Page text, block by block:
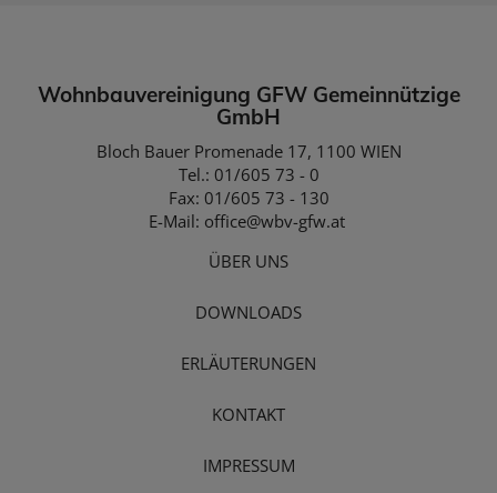
Wohnbauvereinigung GFW Gemeinnützige
GmbH
Bloch Bauer Promenade 17, 1100 WIEN
Tel.: 01/605 73 - 0
Fax: 01/605 73 - 130
E-Mail: office@wbv-gfw.at
ÜBER UNS
DOWNLOADS
ERLÄUTERUNGEN
KONTAKT
IMPRESSUM